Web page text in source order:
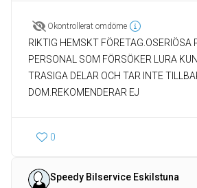
Okontrollerat omdöme
RIKTIG HEMSKT FÖRETAG.OSERIÖSA
PERSONAL SOM FÖRSÖKER LURA
TRASIGA DELAR OCH TAR INTE
DOM.REKOMENDERAR EJ
0
Speedy Bilservice Eskilstuna